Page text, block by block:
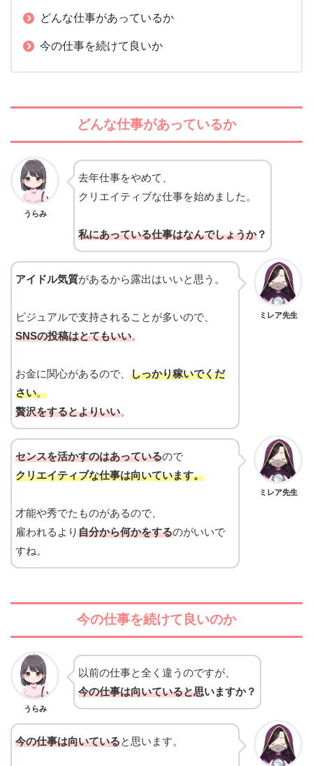
どんな仕事があっているか
今の仕事を続けて良いか
どんな仕事があっているか
うらみ
去年仕事をやめて
クリエイティブな仕事を始めました。
私にあっている仕事はなんでしょうか？
ミレア先生
アイドル気質があるから露出はいいと思う。
ビジュアルで支持されることが多いので、
SNSの投稿はとてもいい。
お金に関心があるので、 しっかり稼いでくだ
さい。
贅沢をするとよりいい。
ミレア先生
センスを活かすのはあっているので
クリエイティブな仕事は向いています。
才能や秀でたものがあるので、
雇われるより自分から何かをするのがいいで
すね。
今の仕事を続けて良いのか
うらみ
以前の仕事と全く違うのですが、
今の仕事は向いていると思いますか？
今の仕事は向いていると思います。